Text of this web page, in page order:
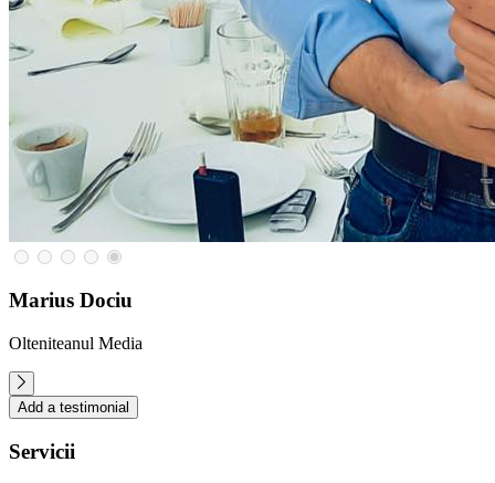
Marius Dociu
Olteniteanul Media
Add a testimonial
Servicii